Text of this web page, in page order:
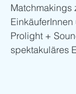
Matchmakings
Prolight +
spektakuläres